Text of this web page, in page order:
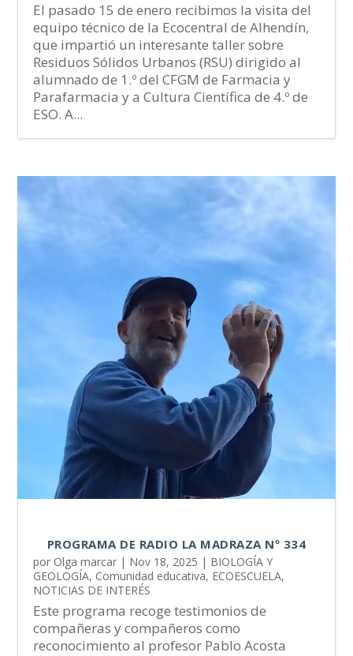
El pasado 15 de enero recibimos la visita del
equipo técnico de la Ecocentral de Alhendín,
que impartió un interesante taller sobre
Residuos Sólidos Urbanos (RSU) dirigido al
alumnado de 1.º del CFGM de Farmacia y
Parafarmacia y a Cultura Científica de 4.º de
ESO. A...
PROGRAMA DE RADIO LA MADRAZA Nº 334
por Olga marcar | Nov 18, 2025 | BIOLOGÍA Y
GEOLOGÍA, Comunidad educativa, ECOESCUELA,
NOTICIAS DE INTERÉS
Este programa recoge testimonios de
compañeras y compañeros como
reconocimiento al profesor Pablo Acosta